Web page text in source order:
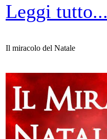
Leggi tutto...
Il miracolo del Natale